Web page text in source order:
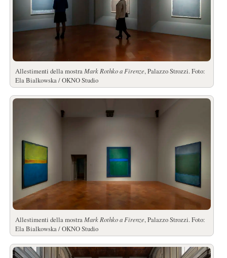
Allestimenti della mostraMark Rothko a Firenze, Palazzo Strozzi. Foto:
Ela Bialkowska / OKNO Studio
Allestimenti della mostraMark Rothko a Firenze, Palazzo Strozzi. Foto:
Ela Bialkowska / OKNO Studio